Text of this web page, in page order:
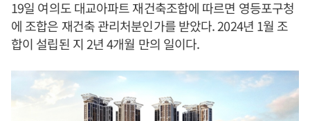
19일 여의도 대교아파트 재건축조합에 따르면 영등포구청
에 조합은 재건축 관리처분인가를 받았다. 2024년 1월 조
합이 설립된 지 2년 4개월 만의 일이다.